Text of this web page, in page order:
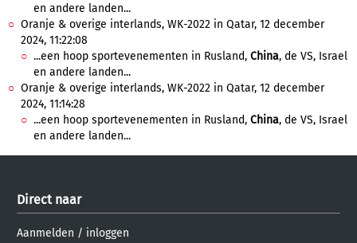
en andere landen...
Oranje & overige interlands, WK-2022 in Qatar, 12 december
2024, 11:22:08
...een hoop sportevenementen in Rusland, China, de VS, Israel
en andere landen...
Oranje & overige interlands, WK-2022 in Qatar, 12 december
2024, 11:14:28
...een hoop sportevenementen in Rusland, China, de VS, Israel
en andere landen...
Direct naar
Aanmelden / inloggen